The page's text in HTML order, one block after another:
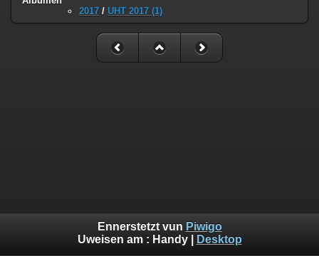
2017 / UHT 2017 (1)
Ennerstetzt vun Piwigo
Uweisen am : Handy| Desktop